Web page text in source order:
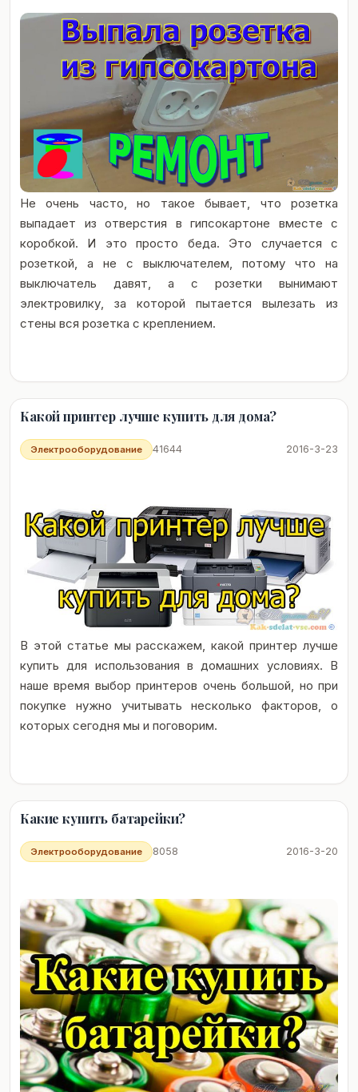
Не очень часто, но такое бывает, что розетка
выпадает из отверстия в гипсокартоне вместе с
коробкой. И это просто беда. Это случается с
розеткой, а не с выключателем, потому что на
выключатель давят, а с розетки вынимают
электровилку, за которой пытается вылезать из
стены вся розетка с креплением.
Какой принтер лучше купить для дома?
2016-3-23
41644
Электрооборудование
В этой статье мы расскажем, какой принтер лучше
купить для использования в домашних условиях. В
наше время выбор принтеров очень большой, но при
покупке нужно учитывать несколько факторов, о
которых сегодня мы и поговорим.
Какие купить батарейки?
2016-3-20
8058
Электрооборудование